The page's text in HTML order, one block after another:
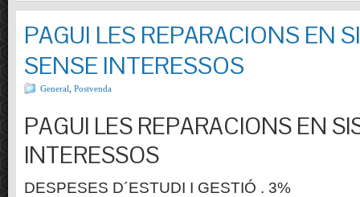
PAGUI LES REPARACIONS EN
SENSE INTERESSOS
General Postvenda
PAGUI LES REPARACIONS EN
INTERESSOS
DESPESES D´ESTUDI I GESTIÓ . 3%